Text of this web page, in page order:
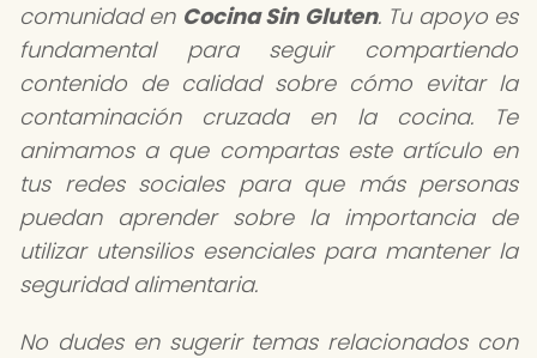
comunidad en Cocina Sin Gluten. Tu apoyo es
fundamental para seguir compartiendo
contenido de calidad sobre cómo evitar la
contaminación cruzada en la cocina. Te
animamos a que compartas este artículo en
tus redes sociales para que más personas
puedan aprender sobre la importancia de
utilizar utensilios esenciales para mantener la
seguridad alimentaria.
No dudes en sugerir temas relacionados con